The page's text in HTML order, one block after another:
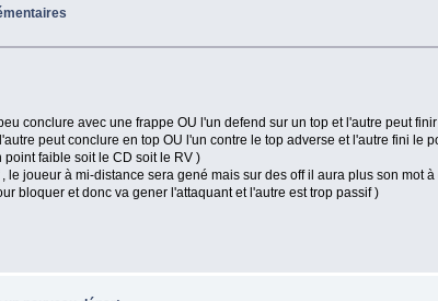
conclure avec une frappe OU l'un defend sur un top et l'autre peut
peut conclure en top OU l'un contre le top adverse et l'autre fini le
point faible soit le CD soit le RV )
le joueur à mi-distance sera gené mais sur des off il aura plus son mot à
bloquer et donc va gener l'attaquant et l'autre est trop passif )